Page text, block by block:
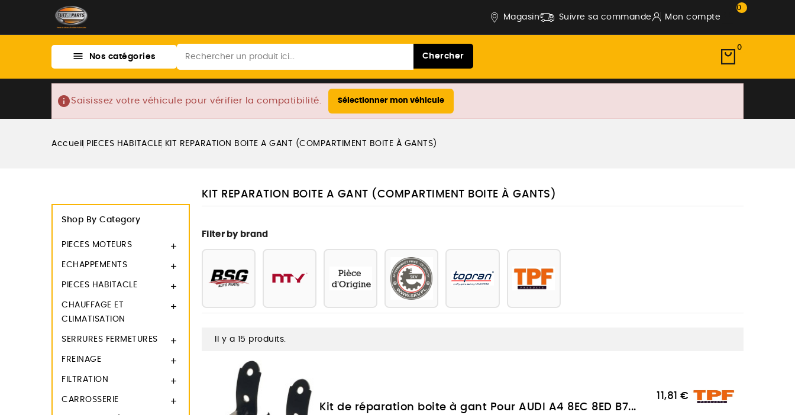
Magasin Suivre sa commande Mon compte
0
 Nos catégories Chercher
0
info Saisissez votre véhicule pour vérifier la compatibilité. Sélectionner mon véhicule
Accueil PIECES HABITACLE KIT REPARATION BOITE A GANT (COMPARTIMENT BOITE À GANTS)
Shop By Category
PIECES MOTEURS 
ECHAPPEMENTS 
PIECES HABITACLE 
CHAUFFAGE ET
CLIMATISATION

SERRURES FERMETURES 
FREINAGE 
FILTRATION 
CARROSSERIE 
KIT REPARATION BOITE A GANT (COMPARTIMENT BOITE À GANTS)
Filter by brand
Il y a 15 produits.
Kit de réparation boite à gant Pour AUDI A4 8EC 8ED B7...
11,81 €